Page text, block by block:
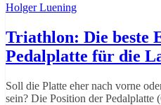
Holger Luening
Triathlon: Die beste
Pedalplatte für die
Soll die Platte eher nach vorne
sein? Die Position der Pedalplatte